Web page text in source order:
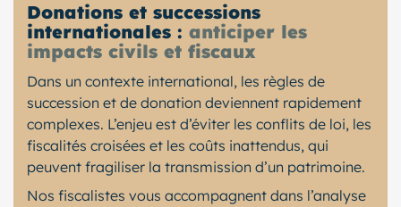
Donations et successions
internationales : anticiper les
impacts civils et fiscaux
Dans un contexte international, les règles de
succession et de donation deviennent rapidement
complexes. L’enjeu est d’éviter les conflits de loi, les
fiscalités croisées et les coûts inattendus, qui
peuvent fragiliser la transmission d’un patrimoine.
Nos fiscalistes vous accompagnent dans l’analyse